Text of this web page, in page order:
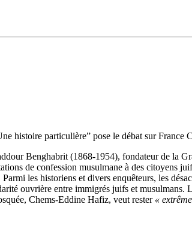
histoire particulière” pose le débat sur France
Benghabrit (1868-1954), fondateur de la
de confession musulmane à des citoyens
les historiens et divers enquêteurs, les
ouvrière entre immigrés juifs et musulmans.
Chems-Eddine Hafiz, veut rester «